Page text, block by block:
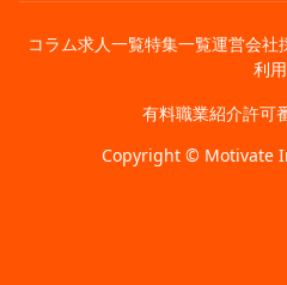
コラム求人一覧特集一覧運営会社
利
有料職業紹介許可
Copyright © Motivate